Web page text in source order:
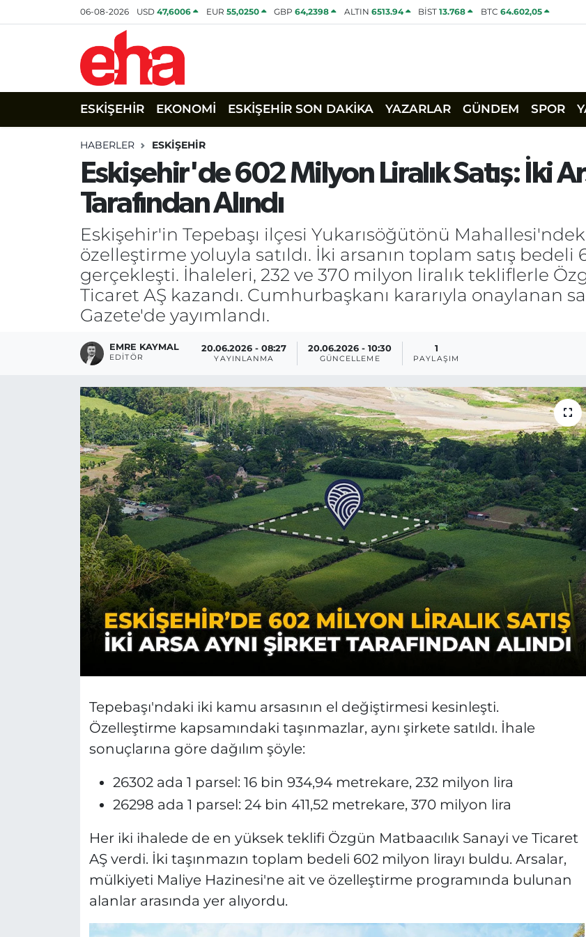
06-08-2026 USD47,6006 EUR 55,0250 GBP64,2398 ALTIN 6513.94 BİST13.768 BTC 64.602,05
ESKİŞEHİR EKONOMİ ESKİŞEHİR SON DAKİKA YAZARLAR GÜNDEM SPOR
HABERLER ESKİŞEHİR
Eskişehir'de 602 Milyon Liralık Satış: İki
Tarafından Alındı
Eskişehir'in Tepebaşı ilçesi Yukarısöğütönü
özelleştirme yoluyla satıldı. İki arsanın toplam satış
gerçekleşti. İhaleleri, 232 ve 370 milyon liralık tekliflerle
Ticaret AŞ kazandı. Cumhurbaşkanı kararıyla onaylanan
Gazete'de yayımlandı.
EMRE KAYMAL
EDITÖR
20.06.2026 - 08:27
YAYINLANMA
20.06.2026 - 10:30
GÜNCELLEME
1
PAYLAŞIM
Tepebaşı'ndaki iki kamu arsasının el değiştirmesi kesinleşti.
Özelleştirme kapsamındaki taşınmazlar, aynı şirkete satıldı. İhale
sonuçlarına göre dağılım şöyle:
26302 ada 1 parsel: 16 bin 934,94 metrekare, 232 milyon lira
26298 ada 1 parsel: 24 bin 411,52 metrekare, 370 milyon lira
Her iki ihalede de en yüksek teklifi Özgün Matbaacılık Sanayi ve Ticaret
AŞ verdi. İki taşınmazın toplam bedeli 602 milyon lirayı buldu. Arsalar,
mülkiyeti Maliye Hazinesi'ne ait ve özelleştirme programında bulunan
alanlar arasında yer alıyordu.